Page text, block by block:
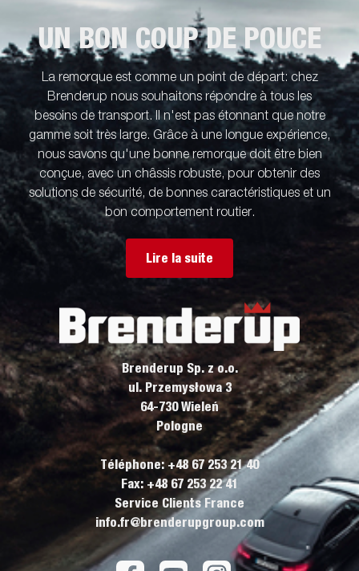
UN BON COUP DE POUCE
La remorque est comme un point de départ: chez
Brenderup nous souhaitons répondre à tous les
besoins de transport. Il n'est pas étonnant que notre
gamme soit très large. Grâce à une longue expérience,
nous savons qu'une bonne remorque doit être bien
conçue, avec un châssis robuste, pour obtenir des
solutions de sécurité, de bonnes caractéristiques et un
bon comportement routier.
Lire la suite
Brenderup Sp. z o.o.
ul. Przemysłowa 3
64-730 Wieleń
Pologne
Téléphone: +48 67 253 21 40
Fax: +48 67 253 22 41
Service Clients France
info.fr@brenderupgroup.com